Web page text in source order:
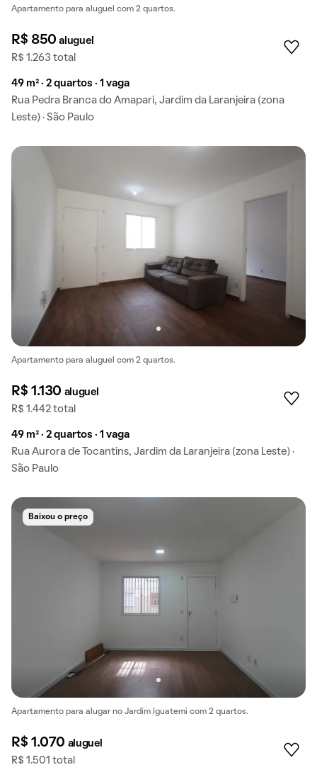
Apartamento para aluguel com 2 quartos.
R$ 850aluguel
R$ 1.263 total
49 m² · 2 quartos · 1 vaga
Rua Pedra Branca do Amapari, Jardim da Laranjeira (zona
Leste) · São Paulo
Apartamento para aluguel com 2 quartos.
R$ 1.130 aluguel
R$ 1.442 total
49 m² · 2 quartos · 1 vaga
Rua Aurora de Tocantins, Jardim da Laranjeira (zona Leste) ·
São Paulo
Baixou o preço
Apartamento para alugar no Jardim Iguatemi com 2 quartos.
R$ 1.070 aluguel
R$ 1.501 total